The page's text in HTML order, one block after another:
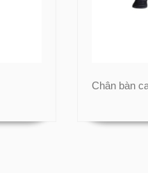
Chân bàn